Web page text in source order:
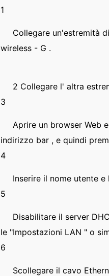
1
Collegare un'estremità
wireless - G .
2 Collegare l' altra
3
Aprire un browser Web
indirizzo bar , e quindi
4
Inserire il nome utente
5
Disabilitare il server
le "Impostazioni LAN " o
6
Scollegare il cavo